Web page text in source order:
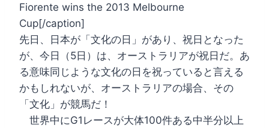
Fiorente wins the 2013 Melbourne
Cup[/caption]
先日、日本が「文化の日」があり、祝日となった
が、今日（5日）は、オーストラリアが祝日だ。あ
る意味同じような文化の日を祝っていると言える
かもしれないが、オーストラリアの場合、その
「文化」が競馬だ！
世界中にG1レースが大体100件ある中半分以上